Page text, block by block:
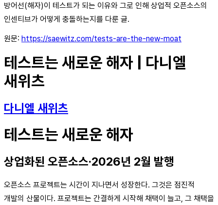
방어선(해자)이 테스트가 되는 이유와 그로 인해 상업적 오픈소스의
인센티브가 어떻게 충돌하는지를 다룬 글.
원문: https://saewitz.com/tests-are-the-new-moat
테스트는 새로운 해자 | 다니엘
새위츠
다니엘 새위츠
테스트는 새로운 해자
상업화된 오픈소스·2026년 2월 발행
오픈소스 프로젝트는 시간이 지나면서 성장한다. 그것은 점진적
개발의 산물이다. 프로젝트는 간결하게 시작해 채택이 늘고, 그 채택을